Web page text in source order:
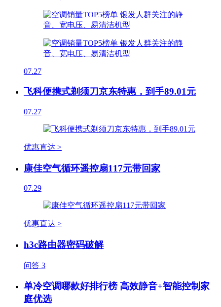
07.27
飞科便携式剃须刀京东特惠，到手89.01元
07.27
优惠直达 >
康佳空气循环遥控扇117元带回家
07.29
优惠直达 >
h3c路由器密码破解
问答 3
单冷空调哪款好排行榜 高效静音+智能控制家
庭优选